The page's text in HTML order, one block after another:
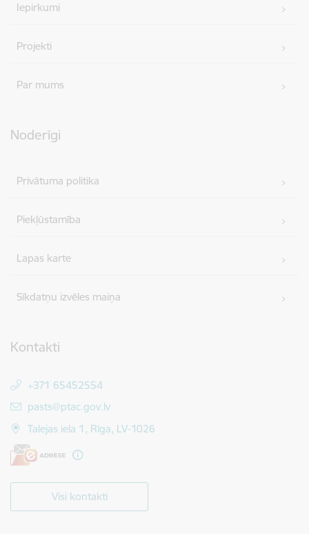
Iepirkumi
Projekti
Par mums
Noderīgi
Privātuma politika
Piekļūstamība
Lapas karte
Sīkdatņu izvēles maiņa
Kontakti
+371 65452554
E-pasts:
pasts@ptac.gov.lv
Talejas iela 1, Rīga, LV-1026
Visi kontakti